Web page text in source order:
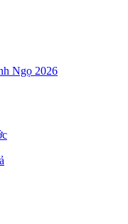
Ngọ 2026